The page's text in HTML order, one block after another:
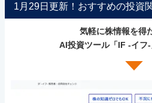
1月29日更新！おすすめの投資
気軽に株情報を得
AI投資ツール「IF -イフ-